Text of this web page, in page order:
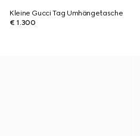
Kleine Gucci Tag Umhängetasche
€ 1.300